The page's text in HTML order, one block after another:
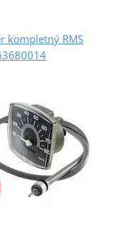
kompletný RMS